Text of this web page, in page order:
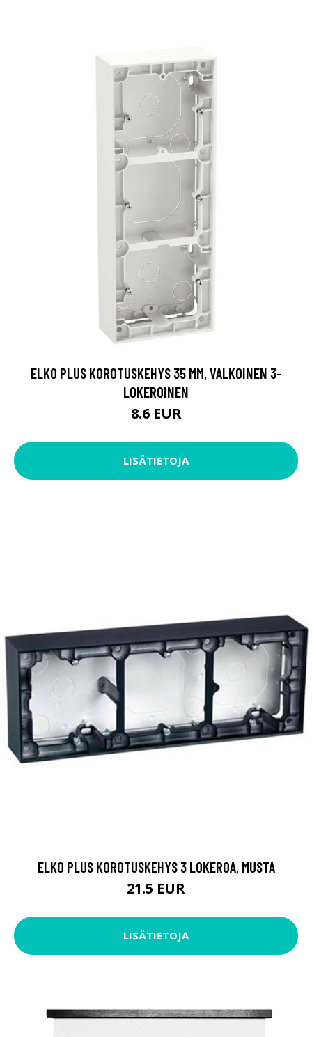
ELKO PLUS KOROTUSKEHYS 35 MM, VALKOINEN 3-
LOKEROINEN
8.6 EUR
LISÄTIETOJA
ELKO PLUS KOROTUSKEHYS 3 LOKEROA, MUSTA
21.5 EUR
LISÄTIETOJA